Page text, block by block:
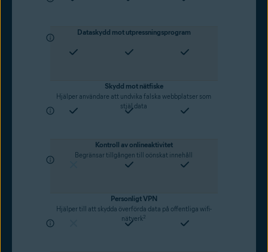
Dataskydd mot utpressningsprogram
Skydd mot nätfiske
Hjälper användare att undvika falska webbplatser som
stjäl data
Kontroll av onlineaktivitet
Begränsar tillgången till oönskat innehåll
Personligt VPN
Hjälper till att skydda överförda data på offentliga wifi-
nätverk2